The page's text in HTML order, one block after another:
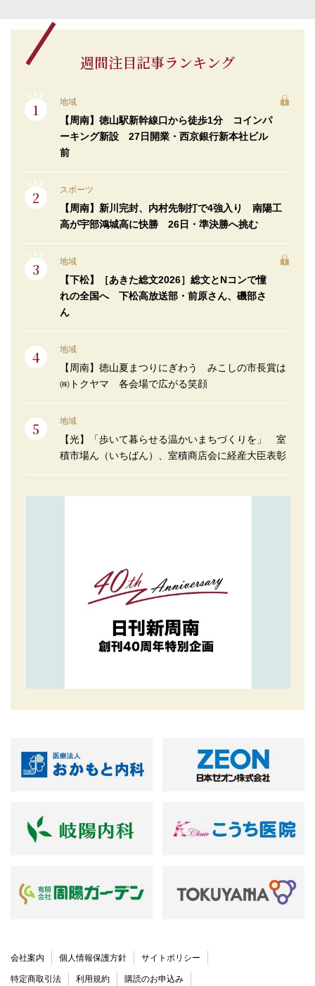
週間注目記事ランキング
地域
【周南】徳山駅新幹線口から徒歩1分 コインパ
ーキング新設 27日開業・西京銀行新本社ビル
前
スポーツ
【周南】新川完封、内村先制打で4強入り 南陽工
高が宇部鴻城高に快勝 26日・準決勝へ挑む
地域
【下松】［あきた総文2026］総文とNコンで憧
れの全国へ 下松高放送部・前原さん、磯部さ
ん
地域
【周南】徳山夏まつりにぎわう みこしの市長賞は
㈱トクヤマ 各会場で広がる笑顔
地域
【光】「歩いて暮らせる温かいまちづくりを」 室
積市場ん（いちばん）、室積商店会に経産大臣表彰
会社案内 個人情報保護方針 サイトポリシー
特定商取引法 利用規約 購読のお申込み